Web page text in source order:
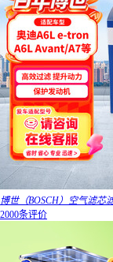
博世（BOSCH）空气滤芯
2000条评价